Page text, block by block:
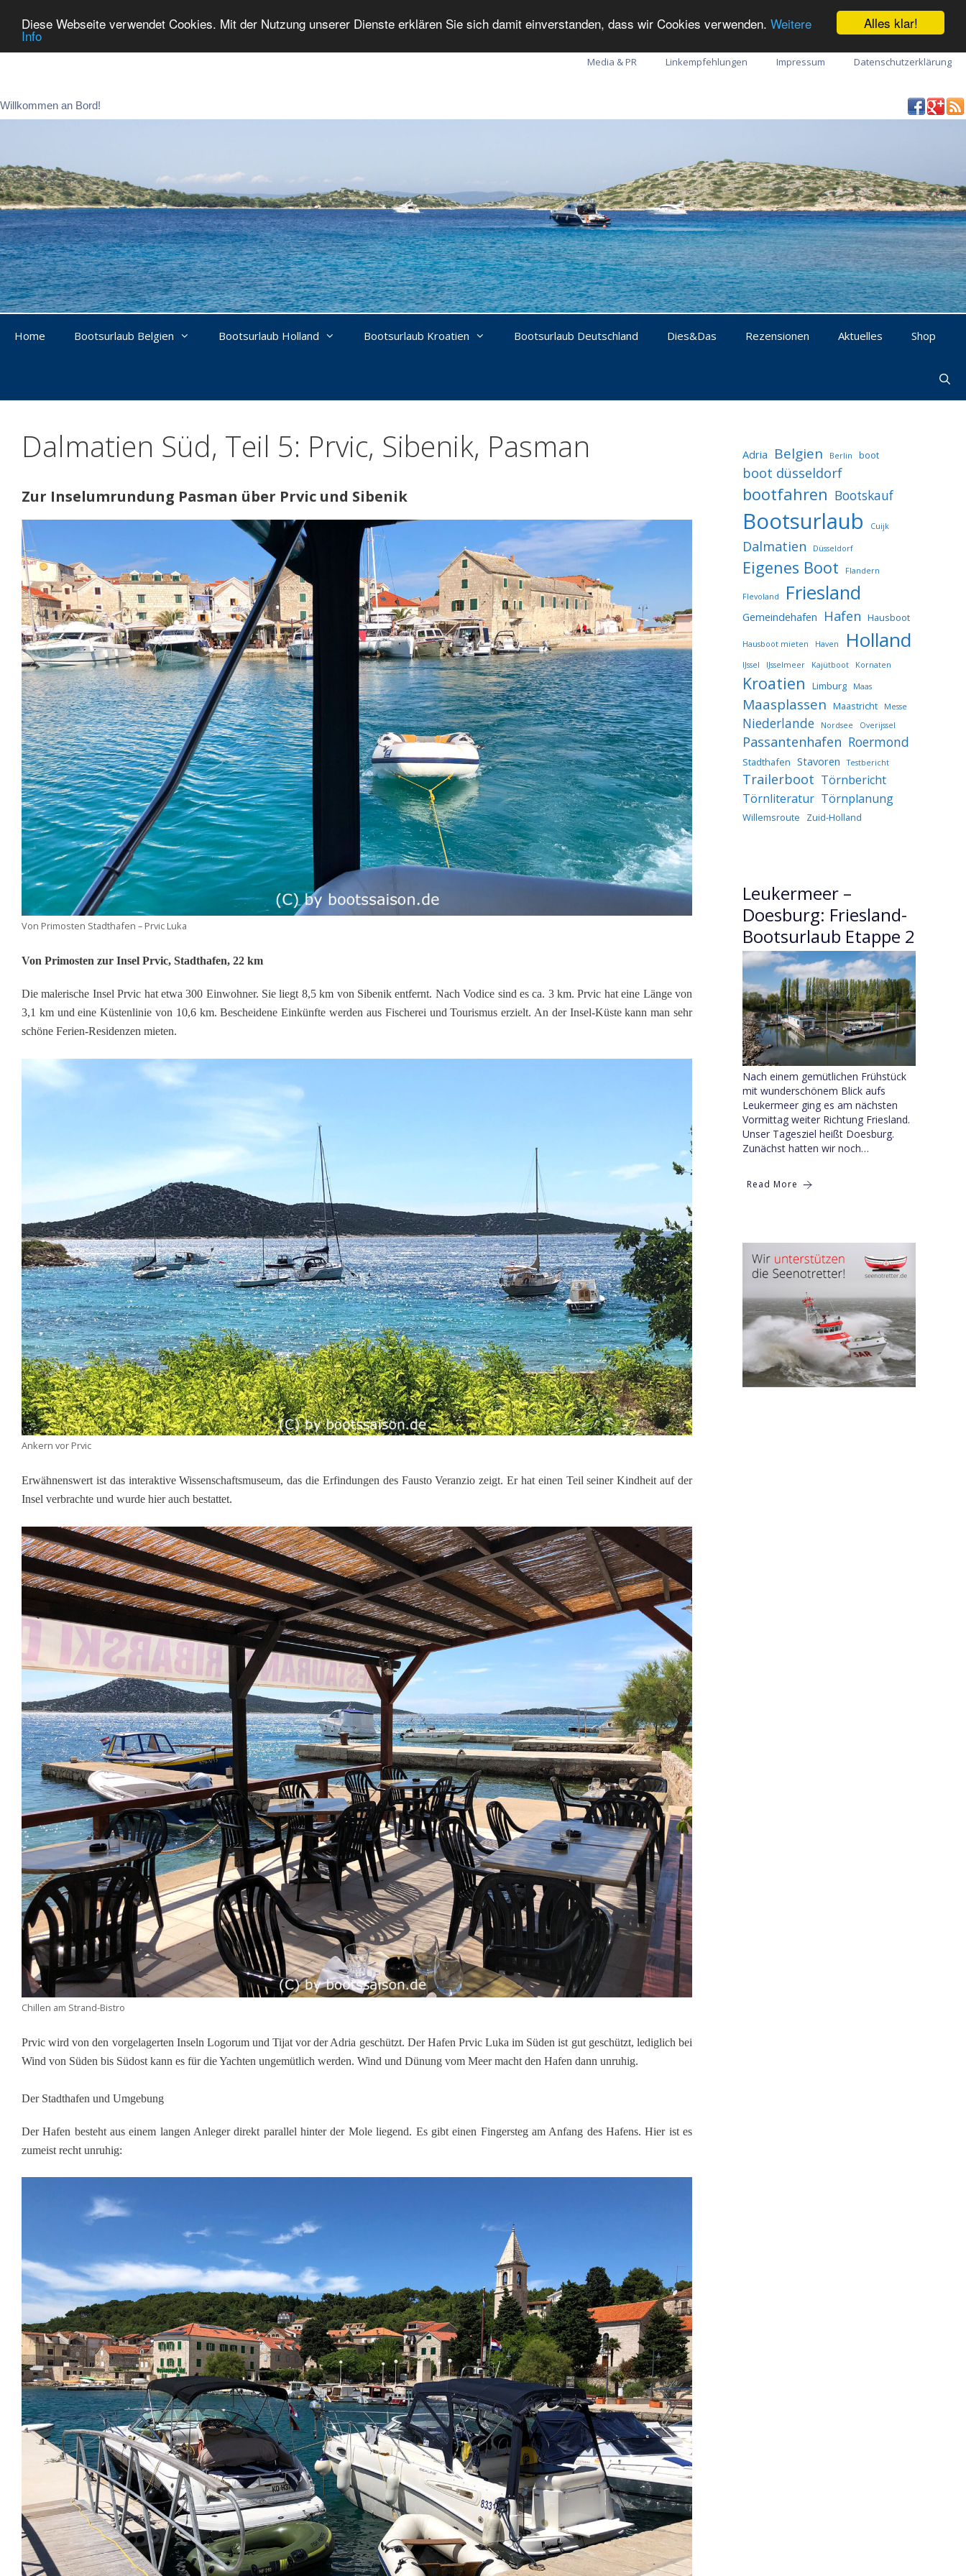
Alles klar!
Diese Webseite verwendet Cookies. Mit der Nutzung unserer Dienste erklären Sie sich damit einverstanden, dass wir Cookies verwenden. Weitere
Info
Zum
Media & PR Linkempfehlungen Impressum Datenschutzerklärung
Willkommen an Bord!
Home Bootsurlaub Belgien Bootsurlaub Holland Bootsurlaub Kroatien Bootsurlaub Deutschland Dies&Das Rezensionen Aktuelles Shop
Dalmatien Süd, Teil 5: Prvic, Sibenik, Pasman
Zur Inselumrundung Pasman über Prvic und Sibenik
Von Primosten Stadthafen – Prvic Luka
Von Primosten zur Insel Prvic, Stadthafen, 22 km
Die malerische Insel Prvic hat etwa 300 Einwohner. Sie liegt 8,5 km von Sibenik entfernt. Nach Vodice sind es ca. 3 km. Prvic hat eine Länge von
3,1 km und eine Küstenlinie von 10,6 km. Bescheidene Einkünfte werden aus Fischerei und Tourismus erzielt. An der Insel-Küste kann man sehr
schöne Ferien-Residenzen mieten.
Ankern vor Prvic
Erwähnenswert ist das interaktive Wissenschaftsmuseum, das die Erfindungen des Fausto Veranzio zeigt. Er hat einen Teil seiner Kindheit auf der
Insel verbrachte und wurde hier auch bestattet.
Chillen am Strand-Bistro
Prvic wird von den vorgelagerten Inseln Logorum und Tijat vor der Adria geschützt. Der Hafen Prvic Luka im Süden ist gut geschützt, lediglich bei
Wind von Süden bis Südost kann es für die Yachten ungemütlich werden. Wind und Dünung vom Meer macht den Hafen dann unruhig.
Der Stadthafen und Umgebung
Der Hafen besteht aus einem langen Anleger direkt parallel hinter der Mole liegend. Es gibt einen Fingersteg am Anfang des Hafens. Hier ist es
zumeist recht unruhig:
Adria Belgien Berlin boot
boot düsseldorf
bootfahren Bootskauf
Bootsurlaub Cuijk
Dalmatien Düsseldorf
Eigenes Boot Flandern
Flevoland Friesland
Gemeindehafen Hafen Hausboot
Hausboot mieten Haven Holland
IJssel IJsselmeer Kajütboot Kornaten
Kroatien Limburg Maas
Maasplassen Maastricht Messe
Niederlande Nordsee Overijssel
Passantenhafen Roermond
Stadthafen Stavoren Testbericht
Trailerboot Törnbericht
Törnliteratur Törnplanung
Willemsroute Zuid-Holland
Leukermeer –
Doesburg: Friesland-
Bootsurlaub Etappe 2
Nach einem gemütlichen Frühstück
mit wunderschönem Blick aufs
Leukermeer ging es am nächsten
Vormittag weiter Richtung Friesland.
Unser Tagesziel heißt Doesburg.
Zunächst hatten wir noch…
Read More